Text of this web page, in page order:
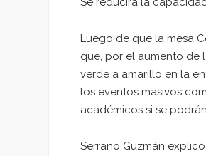
Luego de que la mesa
que, por el aumento de
verde a amarillo en la
los eventos masivos
académicos si se
Serrano Guzmán